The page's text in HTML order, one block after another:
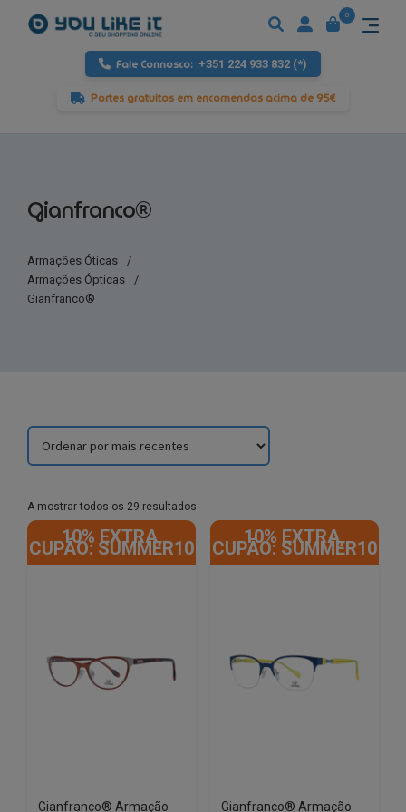
Fale Connosco: +351 224 933 832 (*)
Portes gratuitos em encomendas acima de 95€
0
Gianfranco®
Armações Óticas
/
Armações Ópticas
/
Gianfranco®
A mostrar todos os 29 resultados
latest
10% EXTRA,
CUPÃO: SUMMER10
Gianfranco® Armação
10% EXTRA,
CUPÃO: SUMMER10
Gianfranco® Armação